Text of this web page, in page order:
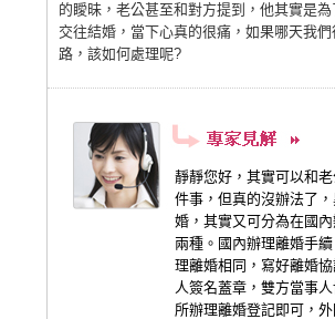
的瞹昧，老公甚至和對方提到，他其實是
交往結婚，當下心真的很痛，如果哪天我
路，該如何處理呢?
靜靜您好，其實可以和
件事，但真的沒辦法了
婚，其實又可分為在國
兩種。國內辦理離婚手
理離婚相同，寫好離婚
人簽名蓋章，雙方當事
所辦理離婚登記即可，